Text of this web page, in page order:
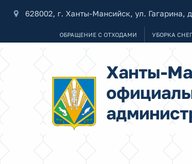
628002, г. Ханты-Мансийск, ул. Гагарина,
ОБРАЩЕНИЕ С ОТХОДАМИ УБОРКА
Ханты-